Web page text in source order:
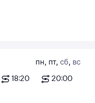
18:20
пн, пт, сб, вс
20:00